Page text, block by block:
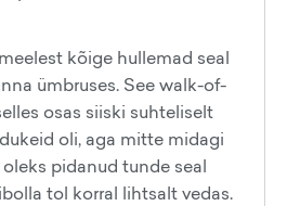
kõige hullemad seal
ümbruses. See walk-of-
osas siiski suhteliselt
oli, aga mitte midagi
pidanud tunde seal
tol korral lihtsalt vedas.